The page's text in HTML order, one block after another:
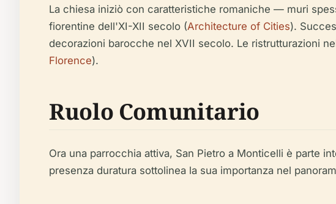
La chiesa iniziò con caratteristiche romaniche — muri
fiorentine dell'XI-XII secolo (Architecture of Cities).
decorazioni barocche nel XVII secolo. Le ristrutturazioni
Florence).
Ruolo Comunitario
Ora una parrocchia attiva, San Pietro a Monticelli è parte
presenza duratura sottolinea la sua importanza nel